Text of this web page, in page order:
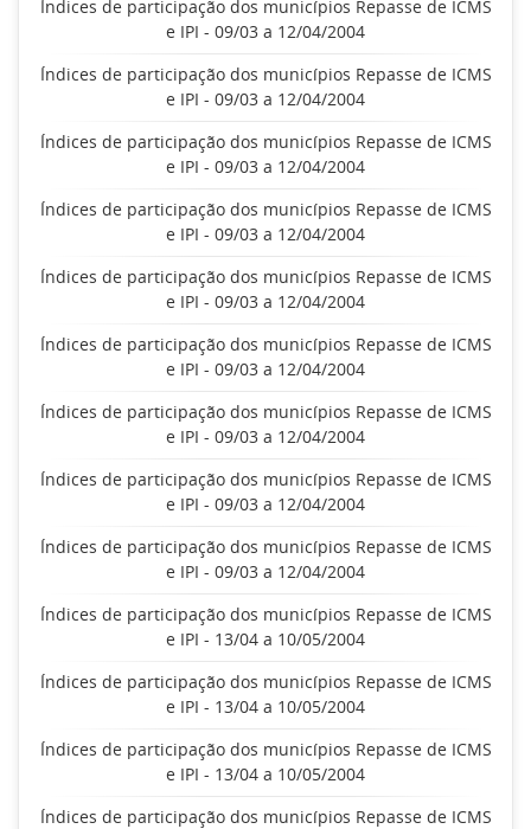
Índices de participação dos municípios Repasse de ICMS
e IPI - 09/03 a 12/04/2004
Índices de participação dos municípios Repasse de ICMS
e IPI - 09/03 a 12/04/2004
Índices de participação dos municípios Repasse de ICMS
e IPI - 09/03 a 12/04/2004
Índices de participação dos municípios Repasse de ICMS
e IPI - 09/03 a 12/04/2004
Índices de participação dos municípios Repasse de ICMS
e IPI - 09/03 a 12/04/2004
Índices de participação dos municípios Repasse de ICMS
e IPI - 09/03 a 12/04/2004
Índices de participação dos municípios Repasse de ICMS
e IPI - 09/03 a 12/04/2004
Índices de participação dos municípios Repasse de ICMS
e IPI - 09/03 a 12/04/2004
Índices de participação dos municípios Repasse de ICMS
e IPI - 09/03 a 12/04/2004
Índices de participação dos municípios Repasse de ICMS
e IPI - 13/04 a 10/05/2004
Índices de participação dos municípios Repasse de ICMS
e IPI - 13/04 a 10/05/2004
Índices de participação dos municípios Repasse de ICMS
e IPI - 13/04 a 10/05/2004
Índices de participação dos municípios Repasse de ICMS